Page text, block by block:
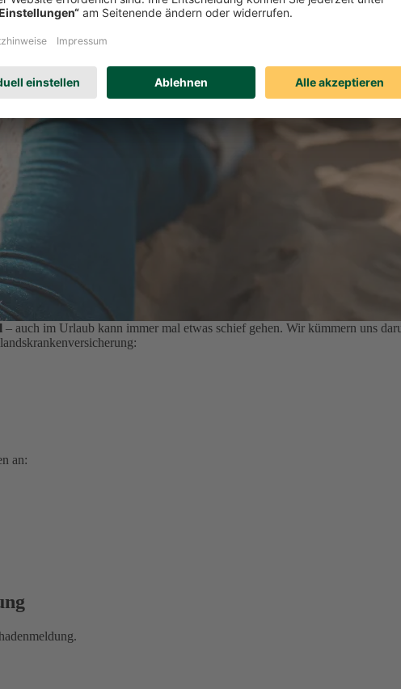
– auch im Urlaub kann immer mal etwas schief gehen. Wir kümmern uns
an: